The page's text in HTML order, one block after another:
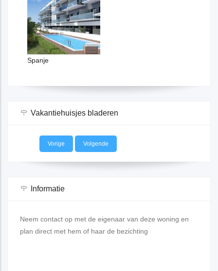
Vakantiehuisjes bladeren
Vorige Volgende
Informatie
Neem contact op met de eigenaar van deze woning en
plan direct met hem of haar de bezichting